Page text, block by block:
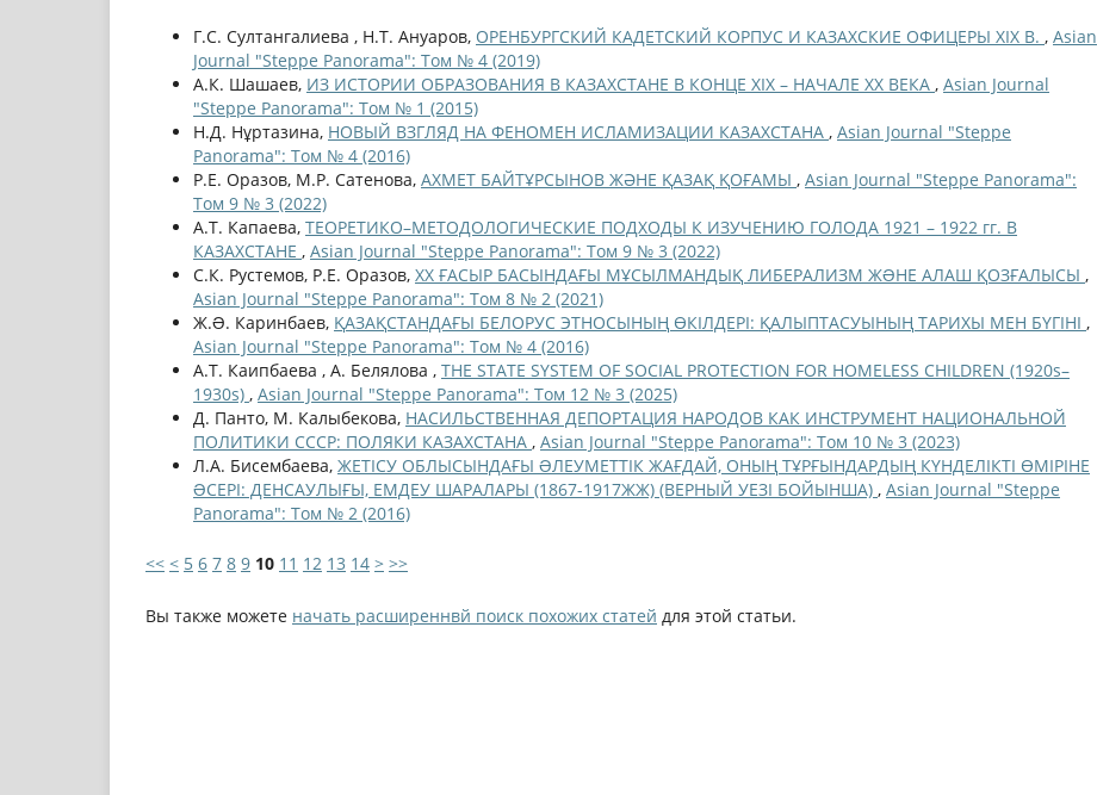
Г.С. Султангалиева , Н.Т. Ануаров, ОРЕНБУРГСКИЙ КАДЕТСКИЙ КОРПУС И КАЗАХСКИЕ ОФИЦЕРЫ XIX В. , Asian
Journal "Steppe Panorama": Том № 4 (2019)
А.К. Шашаев, ИЗ ИСТОРИИ ОБРАЗОВАНИЯ В КАЗАХСТАНЕ В КОНЦЕ ХIХ – НАЧАЛЕ ХХ ВЕКА , Asian Journal
"Steppe Panorama": Том № 1 (2015)
Н.Д. Нұртазина, НОВЫЙ ВЗГЛЯД НА ФЕНОМЕН ИСЛАМИЗАЦИИ КАЗАХСТАНА , Asian Journal "Steppe
Panorama": Том № 4 (2016)
Р.Е. Оразов, М.Р. Сатенова, АХМЕТ БАЙТҰРСЫНОВ ЖӘНЕ ҚАЗАҚ ҚОҒАМЫ , Asian Journal "Steppe Panorama":
Том 9 № 3 (2022)
А.Т. Капаева, ТЕОРЕТИКО–МЕТОДОЛОГИЧЕСКИЕ ПОДХОДЫ К ИЗУЧЕНИЮ ГОЛОДА 1921 – 1922 гг. В
КАЗАХСТАНЕ , Asian Journal "Steppe Panorama": Том 9 № 3 (2022)
С.К. Рустемов, Р.Е. Оразов, ХХ ҒАСЫР БАСЫНДАҒЫ МҰСЫЛМАНДЫҚ ЛИБЕРАЛИЗМ ЖƏНЕ АЛАШ ҚОЗҒАЛЫСЫ ,
Asian Journal "Steppe Panorama": Том 8 № 2 (2021)
Ж.Ə. Каринбаев, ҚАЗАҚСТАНДАҒЫ БЕЛОРУС ЭТНОСЫНЫҢ ӨКІЛДЕРІ: ҚАЛЫПТАСУЫНЫҢ ТАРИХЫ МЕН БҮГІНІ ,
Asian Journal "Steppe Panorama": Том № 4 (2016)
А.Т. Каипбаева , А. Белялова , THE STATE SYSTEM OF SOCIAL PROTECTION FOR HOMELESS CHILDREN (1920s–
1930s) , Asian Journal "Steppe Panorama": Том 12 № 3 (2025)
Д. Панто, М. Калыбекова, НАСИЛЬСТВЕННАЯ ДЕПОРТАЦИЯ НАРОДОВ КАК ИНСТРУМЕНТ НАЦИОНАЛЬНОЙ
ПОЛИТИКИ СССР: ПОЛЯКИ КАЗАХСТАНА , Asian Journal "Steppe Panorama": Том 10 № 3 (2023)
Л.А. Бисембаева, ЖЕТІСУ ОБЛЫСЫНДАҒЫ ƏЛЕУМЕТТІК ЖАҒДАЙ, ОНЫҢ ТҰРҒЫНДАРДЫҢ КҮНДЕЛІКТІ ӨМІРІНЕ
ƏСЕРІ: ДЕНСАУЛЫҒЫ, ЕМДЕУ ШАРАЛАРЫ (1867-1917ЖЖ) (ВЕРНЫЙ УЕЗІ БОЙЫНША) , Asian Journal "Steppe
Panorama": Том № 2 (2016)
<< < 5 6 7 8 9 10 11 12 13 14 > >>
Вы также можете начать расширеннвй поиск похожих статей для этой статьи.